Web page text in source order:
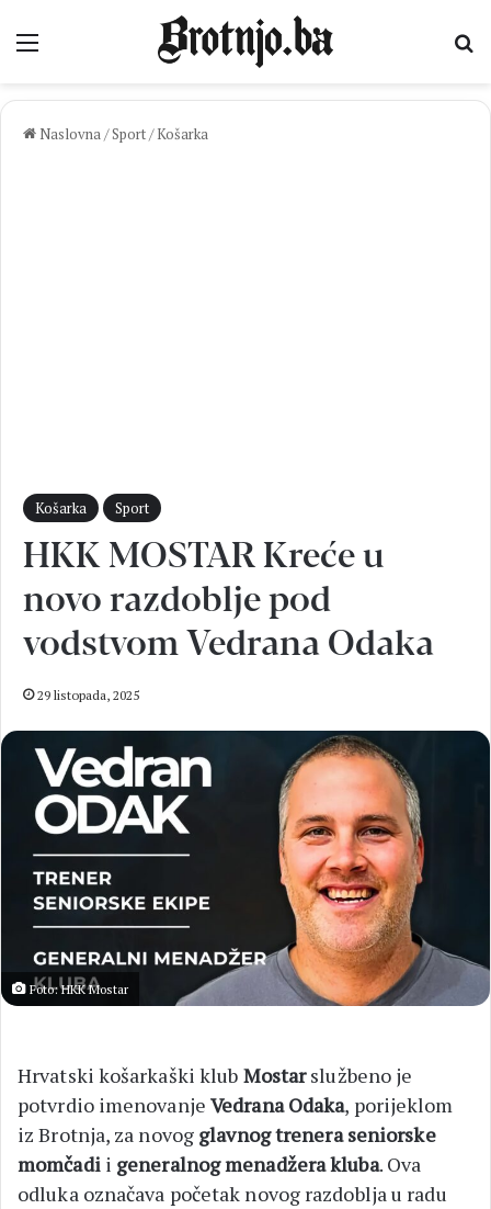
Izbornik
Naslovna/Sport/ Košarka
Košarka Sport
HKK MOSTAR Kreće u
novo razdoblje pod
vodstvom Vedrana Odaka
29 listopada, 2025
Foto: HKK Mostar
Hrvatski košarkaški klub Mostarslužbeno je
potvrdio imenovanjeVedrana Odaka, porijeklom
iz Brotnja, za novog glavnog trenera seniorske
momčadii generalnog menadžera kluba. Ova
odluka označava početak novog razdoblja u radu